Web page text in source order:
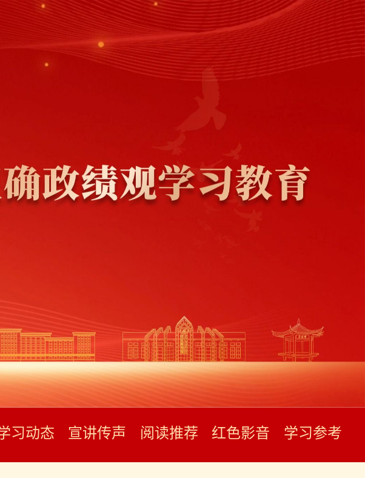
习动态 宣讲传声 阅读推荐 红色影音 学习参考